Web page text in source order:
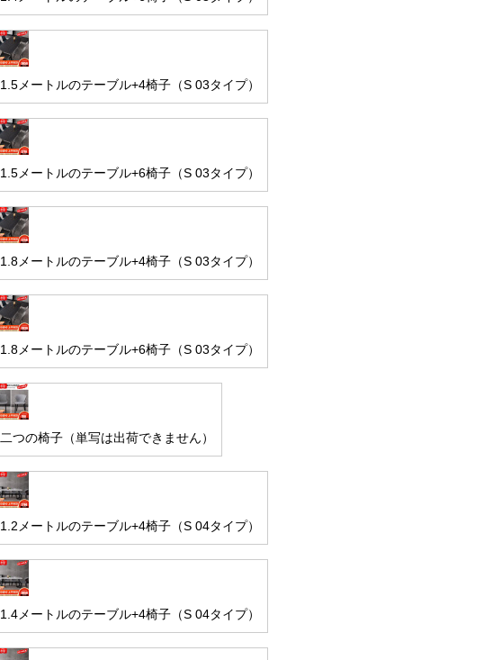
1.5メートルのテーブル+4椅子（S 03タイプ）
1.5メートルのテーブル+6椅子（S 03タイプ）
1.8メートルのテーブル+4椅子（S 03タイプ）
1.8メートルのテーブル+6椅子（S 03タイプ）
二つの椅子（単写は出荷できません）
1.2メートルのテーブル+4椅子（S 04タイプ）
1.4メートルのテーブル+4椅子（S 04タイプ）